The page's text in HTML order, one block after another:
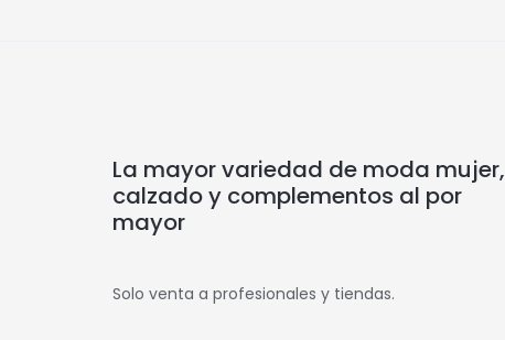
La mayor variedad de moda mujer,
calzado y complementos al por
mayor
Solo venta a profesionales y tiendas.